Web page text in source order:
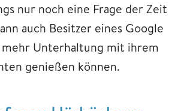
nur noch eine Frage der Zeit
auch Besitzer eines Google
Unterhaltung mit ihrem
genießen können.